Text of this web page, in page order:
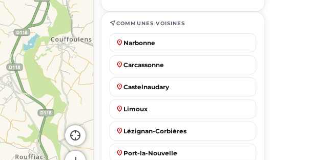
near_meCOMMUNES VOISINES
place Narbonne
place Carcassonne
place Castelnaudary
place Limoux
place Lézignan-Corbières
place Port-la-Nouvelle